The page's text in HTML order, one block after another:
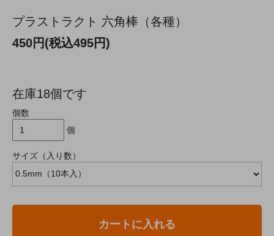
プラストラクト 六角棒（各種）
450円(税込495円)
在庫18個です
個数
個
サイズ（入り数）
カートに入れる